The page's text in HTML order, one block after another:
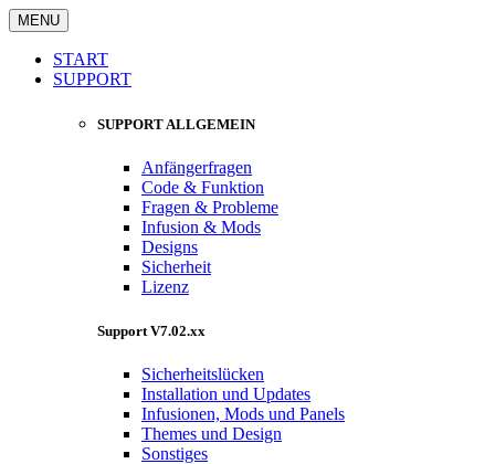
MENU
START
SUPPORT
SUPPORT ALLGEMEIN
Anfängerfragen
Code & Funktion
Fragen & Probleme
Infusion & Mods
Designs
Sicherheit
Lizenz
Support V7.02.xx
Sicherheitslücken
Installation und Updates
Infusionen, Mods und Panels
Themes und Design
Sonstiges